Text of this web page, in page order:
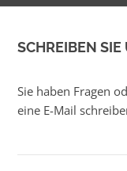
SCHREIBEN SIE
Sie haben Fragen
eine E-Mail